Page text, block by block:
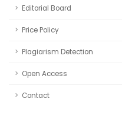
Editorial Board
Price Policy
Plagiarism Detection
Open Access
Contact